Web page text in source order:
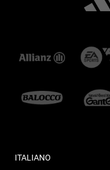
ITALIANO